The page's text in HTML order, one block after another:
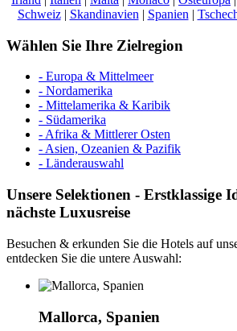
Schweiz| Skandinavien | Spanien |
Wählen Sie Ihre Zielregion
- Europa & Mittelmeer
- Nordamerika
- Mittelamerika & Karibik
- Südamerika
- Afrika & Mittlerer Osten
- Asien, Ozeanien & Pazifik
- Länderauswahl
Unsere Selektionen - Erstklassige
nächste Luxusreise
Besuchen & erkunden Sie die Hotels auf
entdecken Sie die untere Auswahl:
Mallorca, Spanien